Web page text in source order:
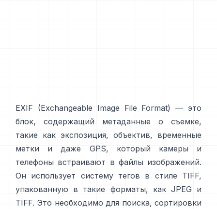
EXIF (Exchangeable Image File Format) — это
блок, содержащий метаданные о съемке,
такие как экспозиция, объектив, временные
метки и даже GPS, который камеры и
телефоны встраивают в файлы изображений.
Он использует систему тегов в стиле TIFF,
упакованную в такие форматы, как JPEG и
TIFF. Это необходимо для поиска, сортировки